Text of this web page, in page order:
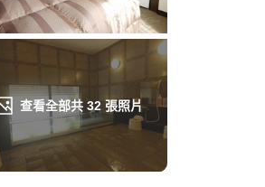
查看全部共 32張照片